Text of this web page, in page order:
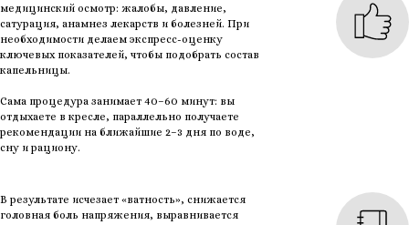
медицинский осмотр: жалобы, давление,
сатурация, анамнез лекарств и болезней. При
необходимости делаем экспресс-оценку
ключевых показателей, чтобы подобрать состав
капельницы.
Сама процедура занимает 40–60 минут: вы
отдыхаете в кресле, параллельно получаете
рекомендации на ближайшие 2–3 дня по воде,
сну и рациону.
В результате исчезает «ватность», снижается
головная боль напряжения, выравнивается